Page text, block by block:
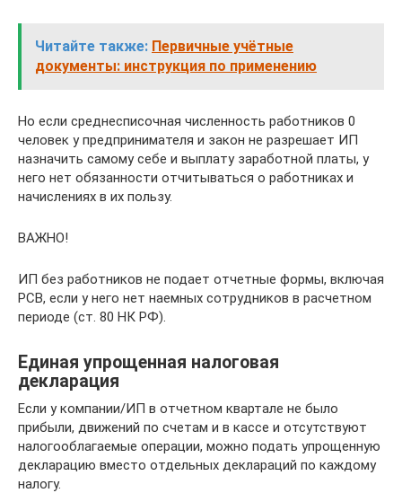
Читайте также: Первичные учётные
документы: инструкция по применению
Но если среднесписочная численность работников 0
человек у предпринимателя и закон не разрешает ИП
назначить самому себе и выплату заработной платы, у
него нет обязанности отчитываться о работниках и
начислениях в их пользу.
ВАЖНО!
ИП без работников не подает отчетные формы, включая
РСВ, если у него нет наемных сотрудников в расчетном
периоде (ст. 80 НК РФ).
Единая упрощенная налоговая
декларация
Если у компании/ИП в отчетном квартале не было
прибыли, движений по счетам и в кассе и отсутствуют
налогооблагаемые операции, можно подать упрощенную
декларацию вместо отдельных деклараций по каждому
налогу.